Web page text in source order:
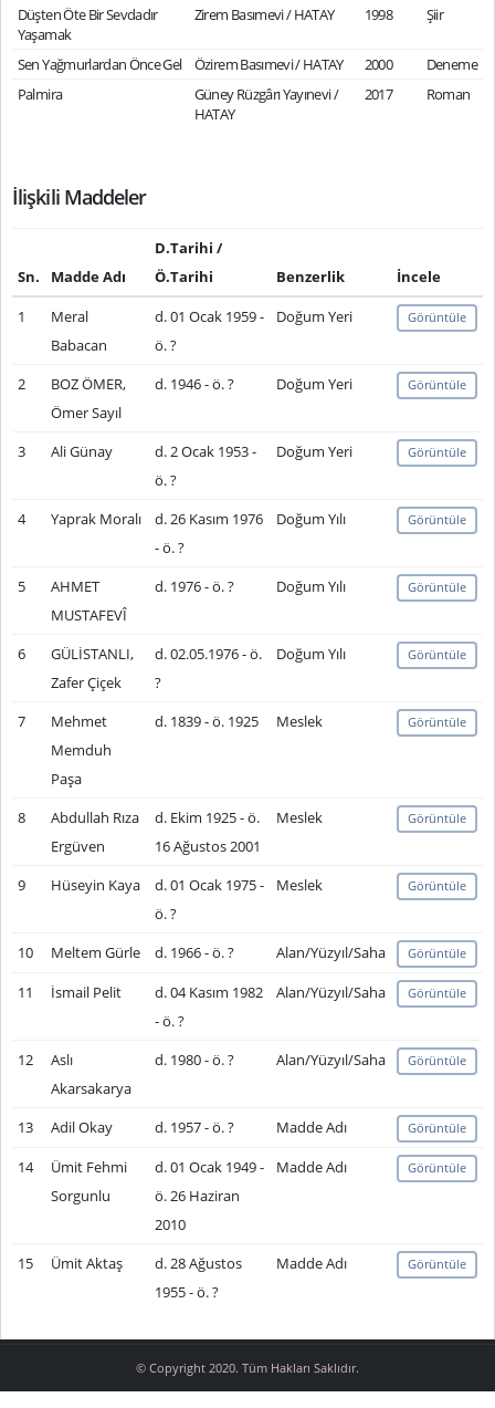
Düşten Öte Bir Sevdadır
Yaşamak
Zirem Basımevi / HATAY 1998 Şiir
Sen Yağmurlardan Önce Gel Özirem Basımevi / HATAY 2000
Deneme
Palmira
Güney Rüzgârı Yayınevi /
HATAY
2017 Roman
İlişkili Maddeler
Sn. Madde Adı
D.Tarihi /
Ö.Tarihi
Benzerlik
İncele
1
Meral
Babacan
d. 01 Ocak 1959 -
ö. ?
Doğum Yeri Görüntüle
2
BOZ ÖMER,
Ömer Sayıl
d. 1946 - ö. ? Doğum Yeri Görüntüle
3 Ali Günay
d. 2 Ocak 1953 -
ö. ?
Doğum Yeri Görüntüle
4 Yaprak Moralı
d. 26 Kasım 1976
- ö. ?
Doğum Yılı Görüntüle
5
AHMET
MUSTAFEVÎ
d. 1976 - ö. ? Doğum Yılı Görüntüle
6
GÜLİSTANLI,
Zafer Çiçek
d. 02.05.1976 - ö.
?
Doğum Yılı Görüntüle
7
Mehmet
Memduh
Paşa
d. 1839 - ö. 1925 Meslek Görüntüle
8
Abdullah Rıza
Ergüven
d. Ekim 1925 - ö.
16 Ağustos 2001
Meslek Görüntüle
9 Hüseyin Kaya
d. 01 Ocak 1975 -
ö. ?
Meslek Görüntüle
10 Meltem Gürle d. 1966 - ö. ? Alan/Yüzyıl/Saha Görüntüle
11 İsmail Pelit
d. 04 Kasım 1982
- ö. ?
Alan/Yüzyıl/Saha Görüntüle
12
Aslı
Akarsakarya
d. 1980 - ö. ? Alan/Yüzyıl/Saha Görüntüle
13 Adil Okay d. 1957 - ö. ? Madde Adı Görüntüle
14
Ümit Fehmi
Sorgunlu
d. 01 Ocak 1949 -
ö. 26 Haziran
2010
Madde Adı Görüntüle
15 Ümit Aktaş
d. 28 Ağustos
1955 - ö. ?
Madde Adı Görüntüle
© Copyright 2020. Tüm Hakları Saklıdır.